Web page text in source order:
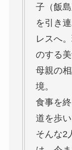
子（飯
を引き
レスへ
のする
母親の
境。
食事を
道を歩
そんな2